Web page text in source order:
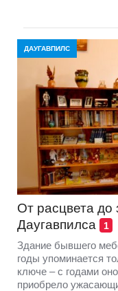
ДАУГАВПИЛС
От расцвета до
Даугавпилса
1
Здание бывшего
годы упоминается
ключе – с годами
приобрело